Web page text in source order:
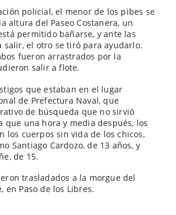
policial, el menor de los pibes se
altura del Paseo Costanera, un
permitido bañarse, y ante las
salir, el otro se tiró para ayudarlo.
fueron arrastrados por la
salir a flote.
que estaban en el lugar
de Prefectura Naval, que
de búsqueda que no sirvió
que una hora y media después, los
los cuerpos sin vida de los chicos,
Santiago Cardozo, de 13 años, y
de 15.
trasladados a la morgue del
en Paso de los Libres.